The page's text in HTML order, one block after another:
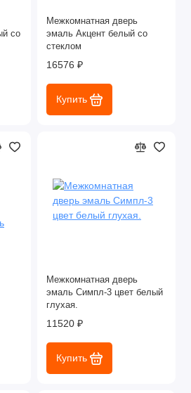
со
Межкомнатная дверь
эмаль Акцент белый со
стеклом
16576 ₽
Купить
Межкомнатная дверь
эмаль Симпл-3 цвет белый
глухая.
11520 ₽
Купить